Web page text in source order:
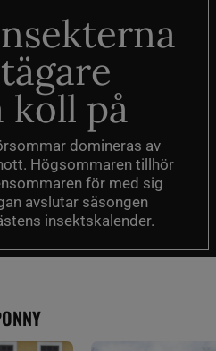
koll på
domineras av
Högsommaren tillhör
för med sig
avslutar säsongen
insektskalender.